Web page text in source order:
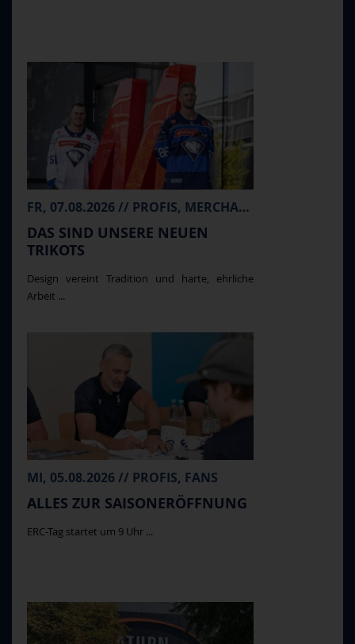
FR, 07.08.2026 // PROFIS, MERCHANDISE
DAS SIND UNSERE NEUEN
TRIKOTS
Design vereint Tradition und harte, ehrliche
Arbeit ...
MI, 05.08.2026 // PROFIS, FANS
ALLES ZUR SAISONERÖFFNUNG
ERC-Tag startet um 9 Uhr ...